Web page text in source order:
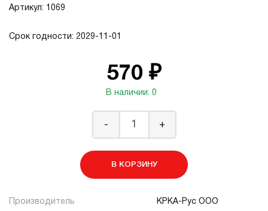
Артикул: 1069
Срок годности: 2029-11-01
570 ₽
В наличии: 0
- +
В КОРЗИНУ
Производитель
КРКА-Рус ООО